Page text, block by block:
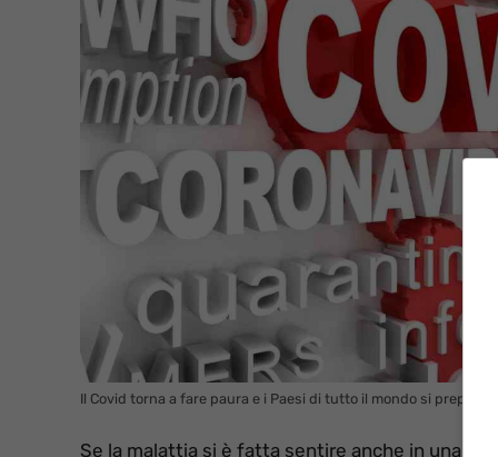
Il Covid torna a fare paura e i Paesi di tutto il mondo si
Se la malattia si è fatta sentire anche in una